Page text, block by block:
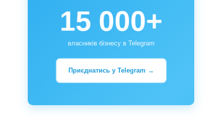
15 000+
власників бізнесу в Telegram
Приєднатись у Telegram →